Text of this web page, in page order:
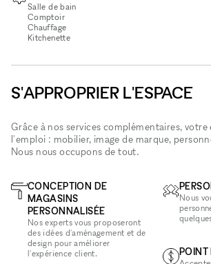
Salle de bain
Comptoir
Chauffage
Kitchenette
S'APPROPRIER L'ESPACE
Grâce à nos services complémentaires, votre
l'emploi : mobilier, image de marque,
Nous nous occupons de tout.
CONCEPTION DE
MAGASINS
PERSONNALISÉE
Nos experts vous proposeront
des idées d'aménagement et de
design pour améliorer
l'expérience client.
Nous
POINT